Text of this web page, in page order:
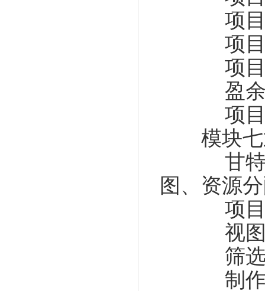
项目
项目执
项目
盈余分
项目S
模块七
甘特图
图、资源
项目总
视图
筛选器
制作项